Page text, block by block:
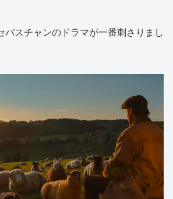
バスチャンのドラマが一番刺さりまし